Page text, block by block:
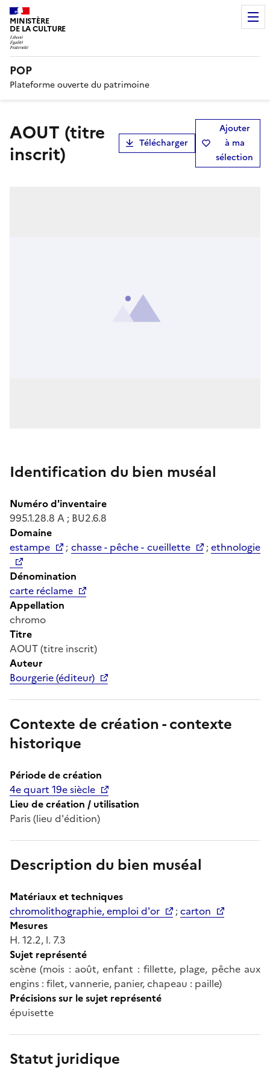
MINISTÈRE
DE LA CULTURE
POP
Plateforme ouverte du patrimoine
AOUT (titre
inscrit)
Télécharger
Ajouter
à ma
sélection
Identification du bien muséal
Numéro d'inventaire
995.1.28.8 A ; BU2.6.8
Domaine
estampe
; chasse - pêche - cueillette ;ethnologie
Dénomination
carte réclame
Appellation
chromo
Titre
AOUT (titre inscrit)
Auteur
Bourgerie (éditeur)
Contexte de création - contexte
historique
Période de création
4e quart 19e siècle
Lieu de création / utilisation
Paris (lieu d'édition)
Description du bien muséal
Matériaux et techniques
chromolithographie, emploi d'or
;carton
Mesures
H. 12.2, l. 7.3
Sujet représenté
scène (mois : août, enfant : fillette, plage, pêche aux
engins : filet, vannerie, panier, chapeau : paille)
Précisions sur le sujet représenté
épuisette
Statut juridique